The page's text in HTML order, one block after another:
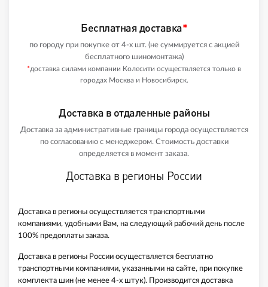
Бесплатная доставка*
по городу при покупке от 4-х шт. (не суммируется с акцией
бесплатного шиномонтажа)
*доставка силами компании Колесити осуществляется только в
городах Москва и Новосибирск.
Доставка в отдаленные районы
Доставка за административные границы города осуществляется
по согласованию с менеджером. Стоимость доставки
определяется в момент заказа.
Доставка в регионы России
Доставка в регионы осуществляется транспортными
компаниями, удобными Вам, на следующий рабочий день после
100% предоплаты заказа.
Доставка в регионы России осуществляется бесплатно
транспортными компаниями, указанными на сайте, при покупке
комплекта шин (не менее 4-х штук). Производится доставка